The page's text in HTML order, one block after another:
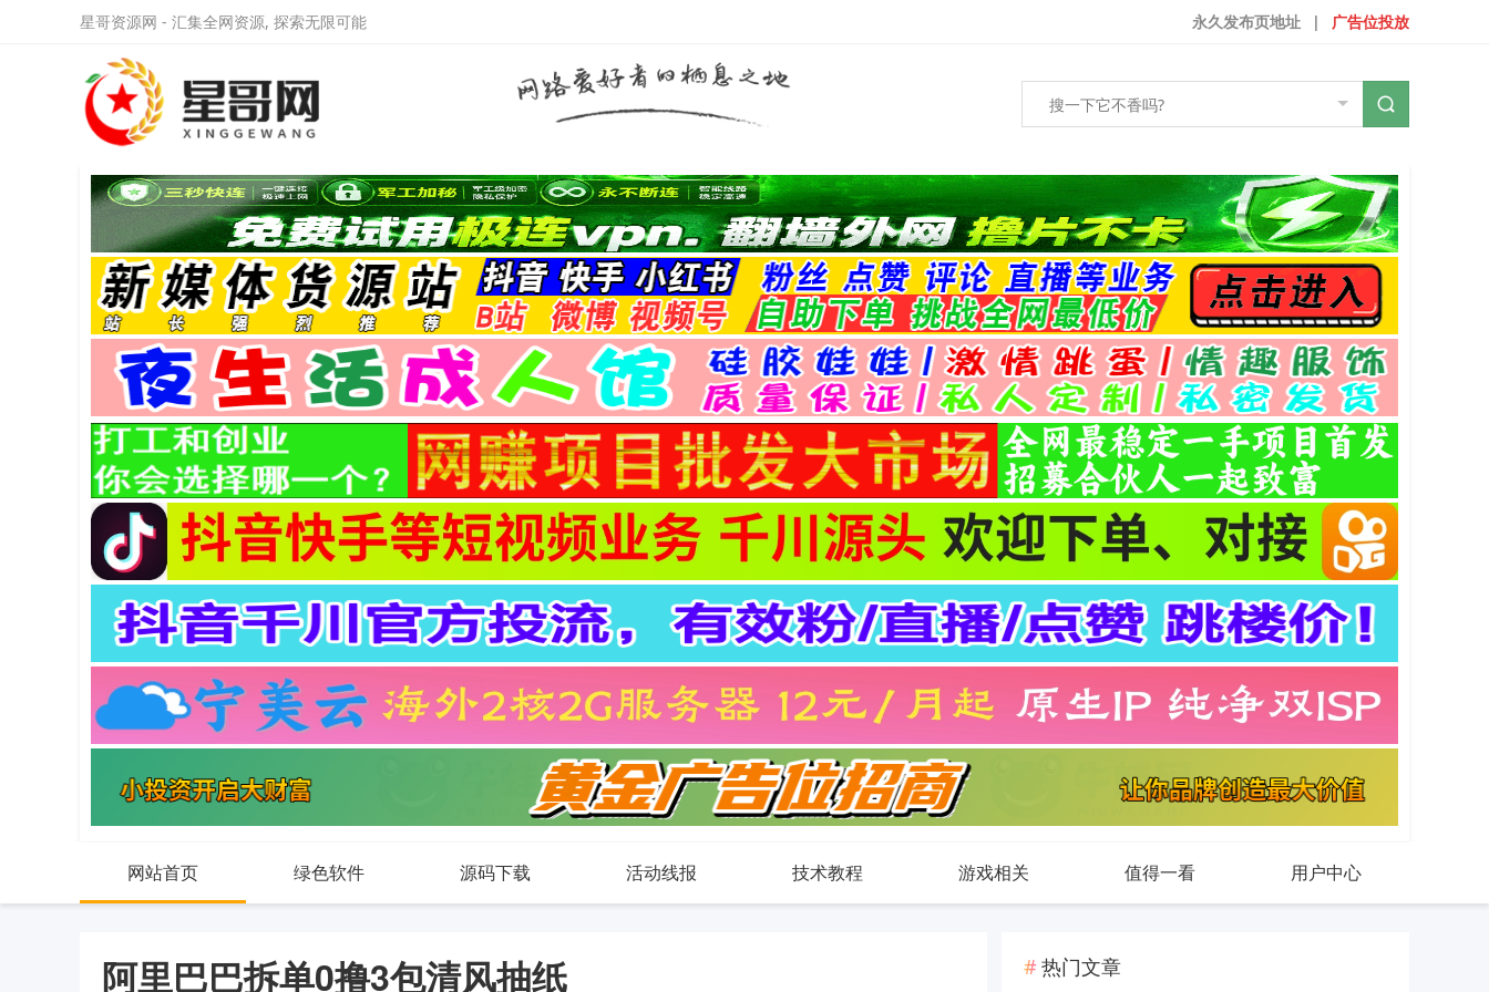
星哥资源网 - 汇集全网资源, 探索无限可能 广告位投放
|
永久发布页地址
网站首页 绿色软件 源码下载 活动线报 技术教程 游戏相关 值得一看 用户中心
阿里巴巴拆单0撸3包清风抽纸 热门文章